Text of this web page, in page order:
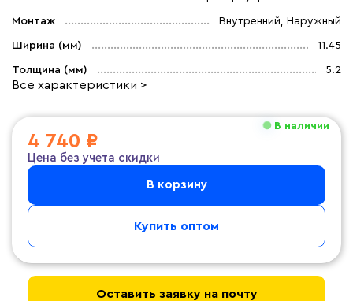
Монтаж Внутренний, Наружный
Ширина (мм) 11.45
Толщина (мм) 5.2
Все характеристики >
В наличии
4 740 ₽
Цена без учета скидки
В корзину
Купить оптом
Оставить заявку на почту